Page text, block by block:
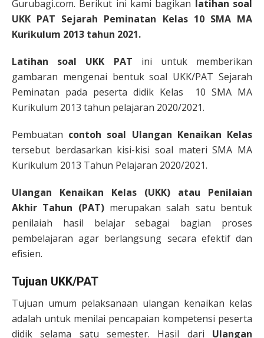
Gurubagi.com. Berikut ini kami bagikan latihan soal
UKK PAT Sejarah Peminatan Kelas 10 SMA MA
Kurikulum 2013 tahun 2021.
Latihan soal UKK PAT ini untuk memberikan
gambaran mengenai bentuk soal UKK/PAT Sejarah
Peminatan pada peserta didik Kelas 10 SMA MA
Kurikulum 2013 tahun pelajaran 2020/2021.
Pembuatan contoh soal Ulangan Kenaikan Kelas
tersebut berdasarkan kisi-kisi soal materi SMA MA
Kurikulum 2013 Tahun Pelajaran 2020/2021.
Ulangan Kenaikan Kelas (UKK) atau Penilaian
Akhir Tahun (PAT) merupakan salah satu bentuk
penilaiah hasil belajar sebagai bagian proses
pembelajaran agar berlangsung secara efektif dan
efisien.
Tujuan UKK/PAT
Tujuan umum pelaksanaan ulangan kenaikan kelas
adalah untuk menilai pencapaian kompetensi peserta
didik selama satu semester. Hasil dari Ulangan